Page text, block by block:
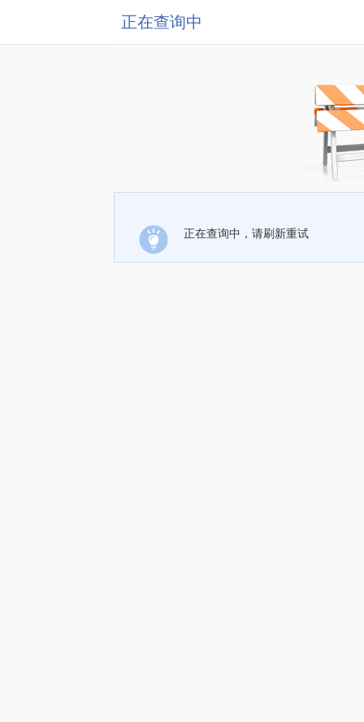
正在查询中
正在查询中，请刷新重试